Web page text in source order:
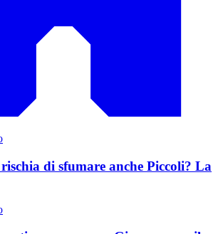
di sfumare anche Piccoli? La